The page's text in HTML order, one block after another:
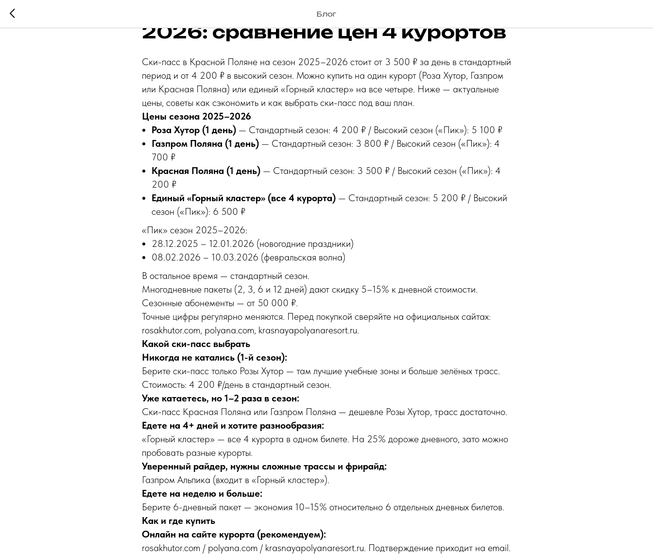
Блог
Ски-пасс Красная Поляна 2025–
2026: сравнение цен 4 курортов
Ски-пасс в Красной Поляне на сезон 2025–2026 стоит от 3 500 ₽ за день в стандартный
период и от 4 200 ₽ в высокий сезон. Можно купить на один курорт (Роза Хутор, Газпром
или Красная Поляна) или единый «Горный кластер» на все четыре. Ниже — актуальные
цены, советы как сэкономить и как выбрать ски-пасс под ваш план.
Цены сезона 2025–2026
Роза Хутор (1 день) — Стандартный сезон: 4 200 ₽ / Высокий сезон («Пик»): 5 100 ₽
Газпром Поляна (1 день) — Стандартный сезон: 3 800 ₽ / Высокий сезон («Пик»): 4
700 ₽
Красная Поляна (1 день) — Стандартный сезон: 3 500 ₽ / Высокий сезон («Пик»): 4
200 ₽
Единый «Горный кластер» (все 4 курорта) — Стандартный сезон: 5 200 ₽ / Высокий
сезон («Пик»): 6 500 ₽
«Пик» сезон 2025–2026:
28.12.2025 – 12.01.2026 (новогодние праздники)
08.02.2026 – 10.03.2026 (февральская волна)
В остальное время — стандартный сезон.
Многодневные пакеты (2, 3, 6 и 12 дней) дают скидку 5–15% к дневной стоимости.
Сезонные абонементы — от 50 000 ₽.
Точные цифры регулярно меняются. Перед покупкой сверяйте на официальных сайтах:
rosakhutor.com, polyana.com, krasnayapolyanaresort.ru.
Какой ски-пасс выбрать
Никогда не катались (1-й сезон):
Берите ски-пасс только Розы Хутор — там лучшие учебные зоны и больше зелёных трасс.
Стоимость: 4 200 ₽/день в стандартный сезон.
Уже катаетесь, но 1–2 раза в сезон:
Ски-пасс Красная Поляна или Газпром Поляна — дешевле Розы Хутор, трасс достаточно.
Едете на 4+ дней и хотите разнообразия:
«Горный кластер» — все 4 курорта в одном билете. На 25% дороже дневного, зато можно
пробовать разные курорты.
Уверенный райдер, нужны сложные трассы и фрирайд:
Газпром Альпика (входит в «Горный кластер»).
Едете на неделю и больше:
Берите 6-дневный пакет — экономия 10–15% относительно 6 отдельных дневных билетов.
Как и где купить
Онлайн на сайте курорта (рекомендуем):
rosakhutor.com / polyana.com / krasnayapolyanaresort.ru. Подтверждение приходит на email.